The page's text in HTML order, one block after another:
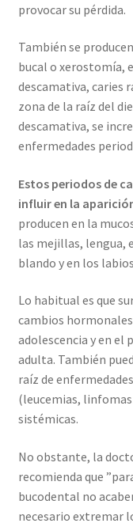
provocar su pérdida.
También se
bucal o xerostomía,
descamativa, caries
zona de la raíz del
descamativa, se
enfermedades
Estos periodos de
influir en la
producen en la
las mejillas, lengua,
blando y en los
Lo habitual es que
cambios
adolescencia y en el
adulta. También
raíz de
(leucemias,
sistémicas.
No obstante, la
recomienda que
bucodental no
necesario extremar